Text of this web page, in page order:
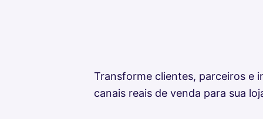
Transforme clientes, parceiros e
canais reais de venda para sua